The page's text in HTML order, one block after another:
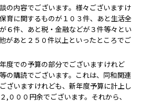
の内容でございます。様々ございますけ
育に関するものが１０３件、あと生活全
６件、あと税・金融などが３件等々とい
があと２５０件以上といったところでご
度での予算の部分でございますけれど
の購読でございます。これは、同和関連
ざいますけれども、新年度予算に計上し
,０００円余でございます。それから、